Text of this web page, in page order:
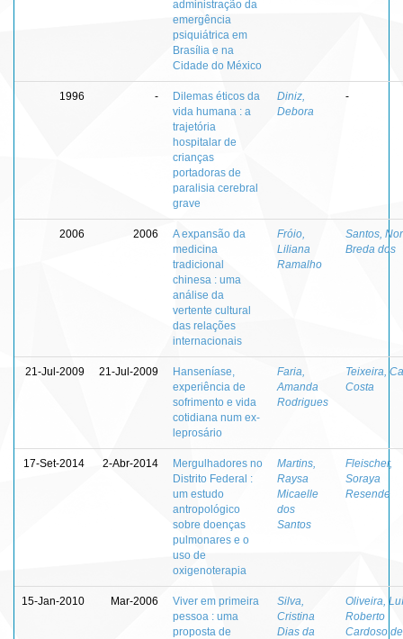
administração da
emergência
psiquiátrica em
Brasília e na
Cidade do México
1996 -
Dilemas éticos da
vida humana : a
trajetória
hospitalar de
crianças
portadoras de
paralisia cerebral
grave
Diniz,
Debora
-
2006 2006
A expansão da
medicina
tradicional
chinesa : uma
análise da
vertente cultural
das relações
internacionais
Fróio,
Liliana
Ramalho
Santos,
Breda dos
21-Jul-2009 21-Jul-2009
Hanseníase,
experiência de
sofrimento e vida
cotidiana num ex-
leprosário
Faria,
Amanda
Rodrigues
Teixeira,
Costa
17-Set-2014 2-Abr-2014
Mergulhadores no
Distrito Federal :
um estudo
antropológico
sobre doenças
pulmonares e o
uso de
oxigenoterapia
Martins,
Raysa
Micaelle
dos
Santos
Fleischer,
Soraya
Resende
15-Jan-2010 Mar-2006
Viver em primeira
pessoa : uma
proposta de
Silva,
Cristina
Dias da
Oliveira,
Roberto
Cardoso de